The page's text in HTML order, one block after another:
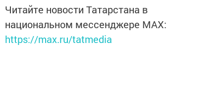
Читайте новости Татарстана в
национальном мессенджере MАХ:
https://max.ru/tatmedia